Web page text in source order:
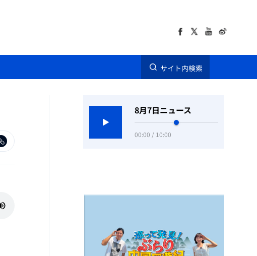
サイト内検索
8月7日ニュース
00:00 / 10:00